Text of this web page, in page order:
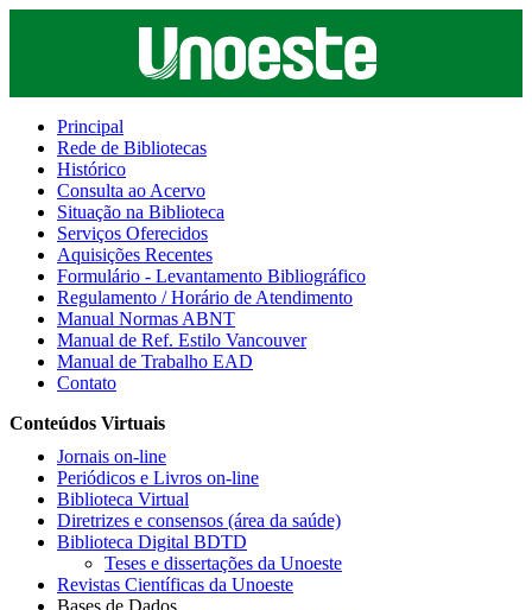
Principal
Rede de Bibliotecas
Histórico
Consulta ao Acervo
Situação na Biblioteca
Serviços Oferecidos
Aquisições Recentes
Formulário - Levantamento Bibliográfico
Regulamento / Horário de Atendimento
Manual Normas ABNT
Manual de Ref. Estilo Vancouver
Manual de Trabalho EAD
Contato
Conteúdos Virtuais
Jornais on-line
Periódicos e Livros on-line
Biblioteca Virtual
Diretrizes e consensos (área da saúde)
Biblioteca Digital BDTD
Teses e dissertações da Unoeste
Revistas Científicas da Unoeste
Bases de Dados